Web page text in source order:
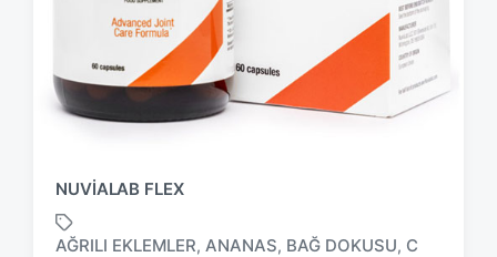
NUVIALAB FLEX
AĞRILI EKLEMLER, ANANAS, BAĞ DOKUSU, C